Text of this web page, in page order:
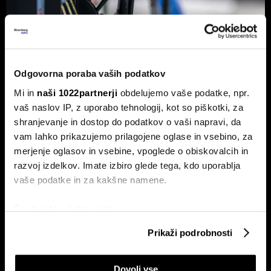
Odgovorna poraba vaših podatkov
Mi in naši 1022partnerji obdelujemo vaše podatke, npr.
vaš naslov IP, z uporabo tehnologij, kot so piškotki, za
shranjevanje in dostop do podatkov o vaši napravi, da
vam lahko prikazujemo prilagojene oglase in vsebino, za
merjenje oglasov in vsebine, vpoglede o obiskovalcih in
razvoj izdelkov. Imate izbiro glede tega, kdo uporablja
vaše podatke in za kakšne namene.
Če dovolite, želimo tudi:
Zbirati informacije o vaši geografski lokaciji, ki so
Identificirati napravo z aktivnim preverjanjem
Prikaži podrobnosti
Od kod prihaja dizel v Slovenijo in ali
bo cena še naprej rasla
Od začetka leta se je sod surove nafte brent podražil za
več kot 30 odstotkov. A potrošniki na bencinskih črpalkah
ne kupujejo surove nafte, temveč njihove derivate.